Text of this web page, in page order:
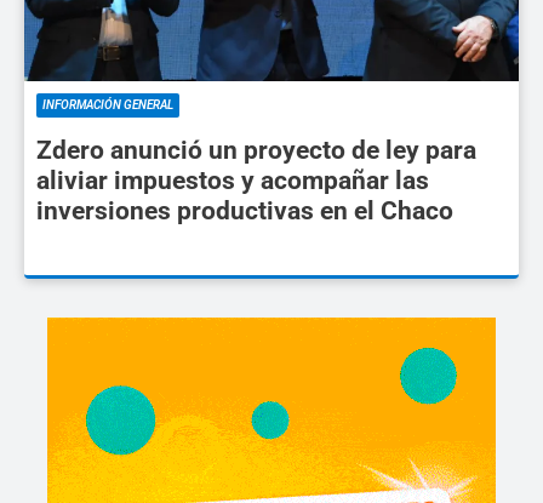
INFORMACIÓN GENERAL
Zdero anunció un proyecto de ley para
aliviar impuestos y acompañar las
inversiones productivas en el Chaco